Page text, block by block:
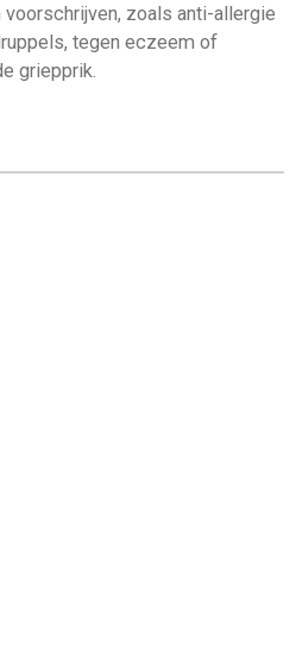
zoals anti-allergie
tegen eczeem of
griepprik.